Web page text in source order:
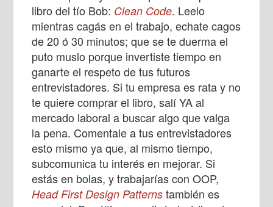
libro del tío Bob: Clean Code. Leelo
mientras cagás en el trabajo, echate cagos
de 20 ó 30 minutos; que se te duerma el
puto muslo porque invertiste tiempo en
ganarte el respeto de tus futuros
entrevistadores. Si tu empresa es rata y no
te quiere comprar el libro, salí YA al
mercado laboral a buscar algo que valga
la pena. Comentale a tus entrevistadores
esto mismo ya que, al mismo tiempo,
subcomunica tu interés en mejorar. Si
estás en bolas, y trabajarías con OOP,
Head First Design Patterns también es